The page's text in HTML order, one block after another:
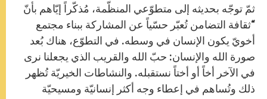
ثمّ توجّه بحديثه إلى متطوّعي المنظّمة، مُذكّراً إيّاهم بأنّ
“ثقافة التضامن تُعبّر حسّياً عن المشاركة ببناء مجتمع
أخويّ يكون الإنسان في وسطه. في التطوّع، هناك بُعد
صورة الله والإنسان: حبّ الله والقريب الذي يجعلنا نرى
في الآخر أخاً أو أختاً نستقبله. والنشاطات الخيريّة تُظهر
ذلك وتُساهم في إعطاء وجه أكثر إنسانيّة ومسيحيّة